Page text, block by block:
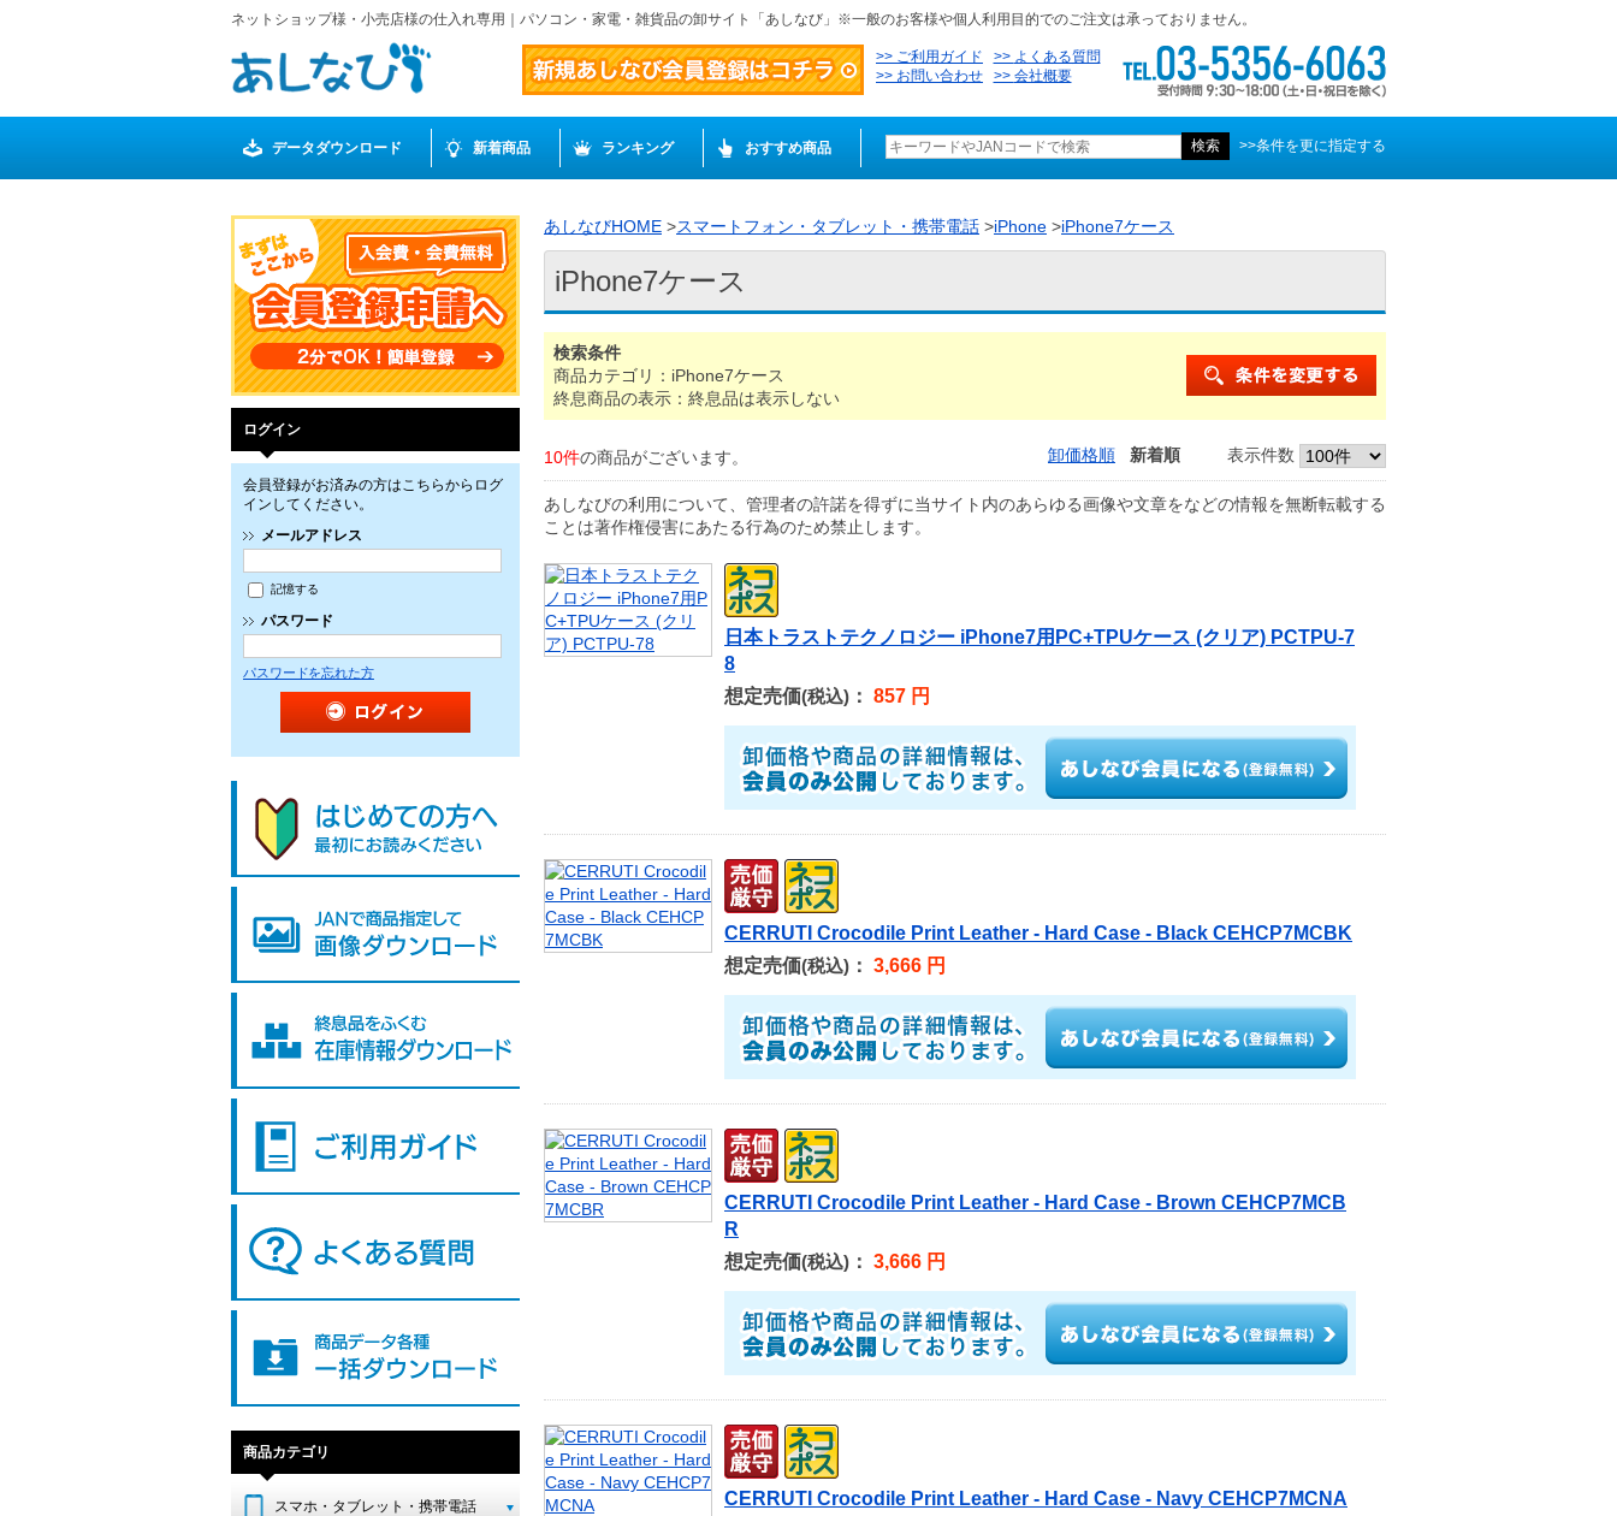
ネットショップ様・小売店様の仕入れ専用｜パソコン・家電・雑貨品の卸サイト「あしなび」※一般のお客様や個人利用目的でのご注文は承っておりません。
ご利用ガイド
よくある質問
お問い合わせ
会社概要
データダウンロード 新着商品 ランキング おすすめ商品 >>条件を更に指定する
ログイン
会員登録がお済みの方はこちらからログ
インしてください。
メールアドレス
記憶する
パスワード
パスワードを忘れた方
商品カテゴリ
スマホ・タブレット・携帯電話
あしなびHOME >スマートフォン・タブレット・携帯電話 >iPhone >iPhone7ケース
iPhone7ケース
検索条件
商品カテゴリ：iPhone7ケース
終息商品の表示：終息品は表示しない
10件の商品がございます。 卸価格順 新着順 表示件数
あしなびの利用について、管理者の許諾を得ずに当サイト内のあらゆる画像や文章をなどの情報を無断転載する
ことは著作権侵害にあたる行為のため禁止します。
日本トラストテクノロジー iPhone7用PC+TPUケース (クリア) PCTPU-7
8
想定売価(税込) ： 857 円
CERRUTI Crocodile Print Leather - Hard Case - Black CEHCP7MCBK
想定売価(税込) ： 3,666 円
CERRUTI Crocodile Print Leather - Hard Case - Brown CEHCP7MCB
R
想定売価(税込) ： 3,666 円
CERRUTI Crocodile Print Leather - Hard Case - Navy CEHCP7MCNA